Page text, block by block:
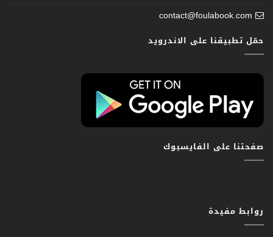
contact@foulabook.com
حمّل تطبيقنا على الاندرويد
صفحتنا على الفايسبوك
روابط مفيدة